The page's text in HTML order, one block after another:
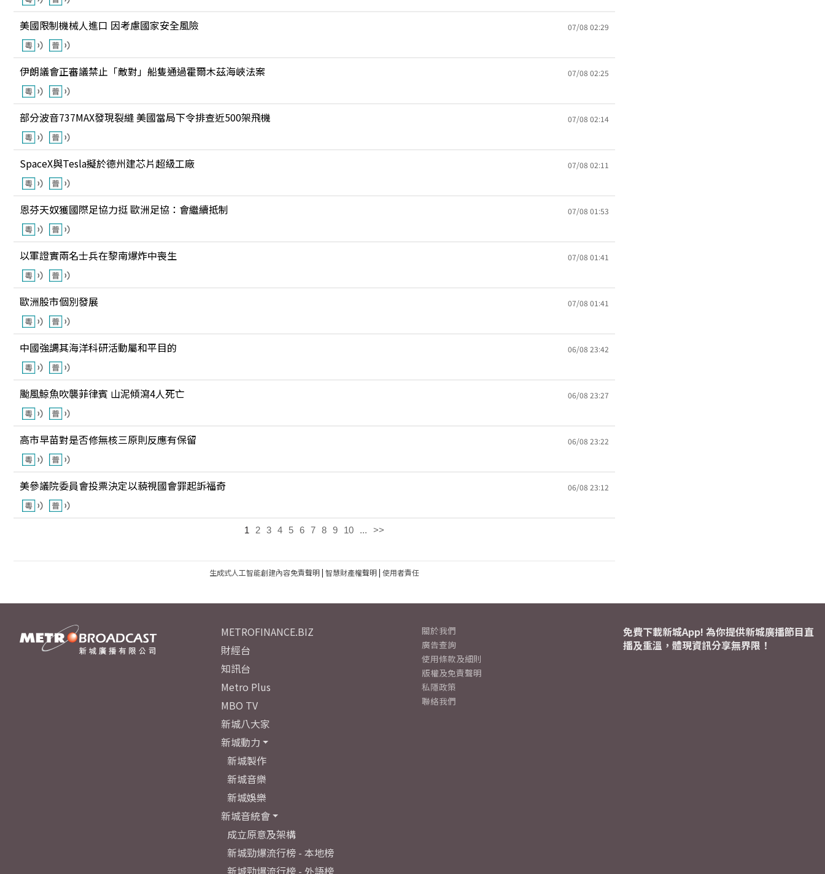
美國限制機械人進口 因考慮國家安全風險 07/08 02:29
伊朗議會正審議禁止「敵對」船隻通過霍爾木茲海峽法案 07/08 02:25
部分波音737MAX發現裂縫 美國當局下令排查近500架飛機 07/08 02:14
SpaceX與Tesla擬於德州建芯片超級工廠 07/08 02:11
恩芬天奴獲國際足協力挺 歐洲足協：會繼續抵制 07/08 01:53
以軍證實兩名士兵在黎南爆炸中喪生 07/08 01:41
歐洲股市個別發展 07/08 01:41
中國強調其海洋科研活動屬和平目的 06/08 23:42
颱風鯨魚吹襲菲律賓 山泥傾瀉4人死亡 06/08 23:27
高市早苗對是否修無核三原則反應有保留 06/08 23:22
美參議院委員會投票決定以藐視國會罪起訴福奇 06/08 23:12
1 2 3 4 5 6 7 8 9 10 ... >>
生成式人工智能創建內容免責聲明| 智慧財產權聲明| 使用者責任
METROFINANCE.BIZ
財經台
知訊台
Metro Plus
MBO TV
新城八大家
新城動力
新城製作
新城音樂
新城娛樂
新城音統會
成立原意及架構
新城勁爆流行榜 - 本地榜
新城勁爆流行榜 - 外語榜
關於我們
廣告查詢
使用條款及細則
版權及免責聲明
私隱政策
聯絡我們
免費下載新城App! 為你提供新城廣播節目直
播及重溫，體現資訊分享無界限！